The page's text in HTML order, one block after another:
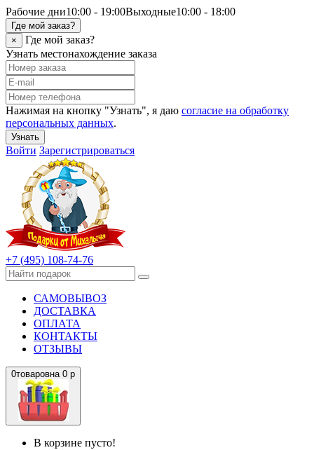
Рабочие дни10:00 - 19:00Выходные10:00 - 18:00
Где мой заказ?
×
Где мой заказ?
Узнать местонахождение заказа
Нажимая на кнопку "Узнать", я даю согласие на обработку
персональных данных.
Узнать
Войти Зарегистрироваться
+7 (495) 108-74-76
САМОВЫВОЗ
ДОСТАВКА
ОПЛАТА
КОНТАКТЫ
ОТЗЫВЫ
0товаровна 0 р
В корзине пусто!